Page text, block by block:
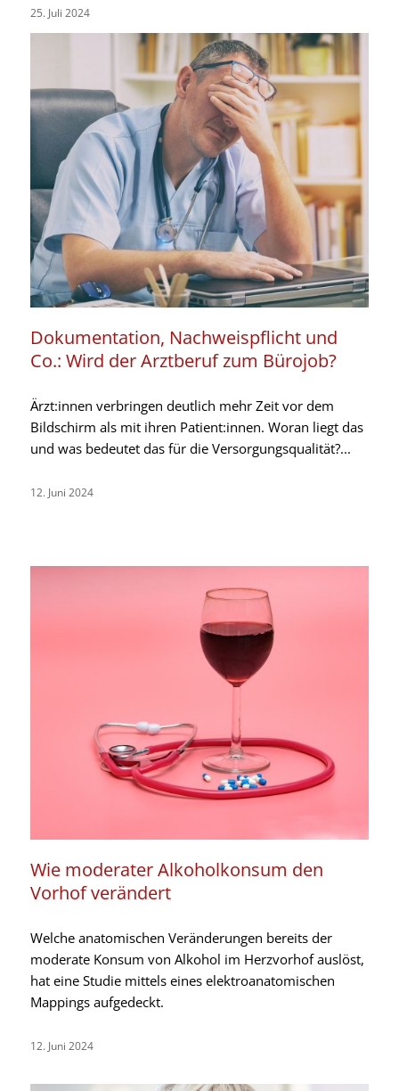
25. Juli 2024
Dokumentation, Nachweispflicht und
Co.: Wird der Arztberuf zum Bürojob?
Ärzt:innen verbringen deutlich mehr Zeit vor dem
Bildschirm als mit ihren Patient:innen. Woran liegt das
und was bedeutet das für die Versorgungsqualität?...
12. Juni 2024
Wie moderater Alkoholkonsum den
Vorhof verändert
Welche anatomischen Veränderungen bereits der
moderate Konsum von Alkohol im Herzvorhof auslöst,
hat eine Studie mittels eines elektroanatomischen
Mappings aufgedeckt.
12. Juni 2024